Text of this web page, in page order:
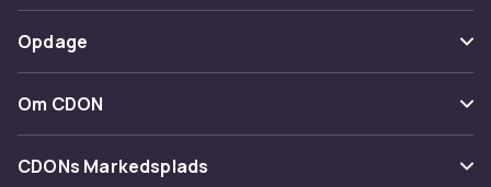
Spor pakke
Fortryd & returner her
Kontakt os
Betaling
Levering
Tilbagekaldelser
Opdage
Kategorier
Maerke
Om CDON
Om os
CDONs Markedsplads